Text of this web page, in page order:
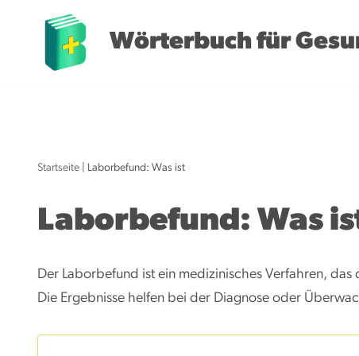
Wörterbuch für
Startseite Laborbefund: Was ist
Laborbefund: Was
Der Laborbefund ist ein medizinisches Verfahren, das
Die Ergebnisse helfen bei der Diagnose oder